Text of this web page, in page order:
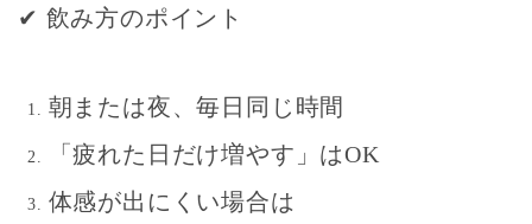
✔ 飲み方のポイント
朝または夜、毎日同じ時間
「疲れた日だけ増やす」はOK
体感が出にくい場合は